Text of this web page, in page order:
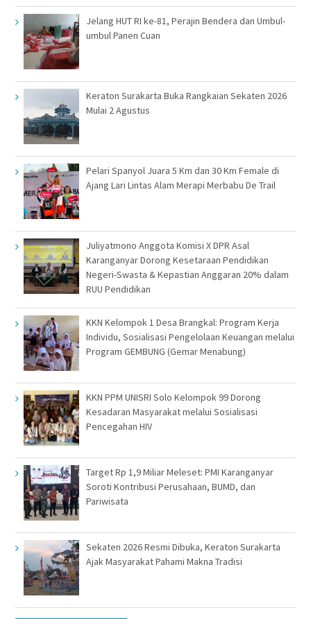
Jelang HUT RI ke-81, Perajin Bendera dan Umbul-
umbul Panen Cuan
Keraton Surakarta Buka Rangkaian Sekaten 2026
Mulai 2 Agustus
Pelari Spanyol Juara 5 Km dan 30 Km Female di
Ajang Lari Lintas Alam Merapi Merbabu De Trail
Juliyatmono Anggota Komisi X DPR Asal
Karanganyar Dorong Kesetaraan Pendidikan
Negeri-Swasta & Kepastian Anggaran 20% dalam
RUU Pendidikan
KKN Kelompok 1 Desa Brangkal: Program Kerja
Individu, Sosialisasi Pengelolaan Keuangan melalui
Program GEMBUNG (Gemar Menabung)
KKN PPM UNISRI Solo Kelompok 99 Dorong
Kesadaran Masyarakat melalui Sosialisasi
Pencegahan HIV
Target Rp 1,9 Miliar Meleset: PMI Karanganyar
Soroti Kontribusi Perusahaan, BUMD, dan
Pariwisata
Sekaten 2026 Resmi Dibuka, Keraton Surakarta
Ajak Masyarakat Pahami Makna Tradisi